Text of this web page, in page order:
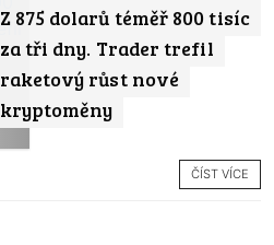
Z 875 dolarů téměř 800 tisíc
za tři dny. Trader trefil
raketový růst nové
kryptoměny
ČÍST VÍCE